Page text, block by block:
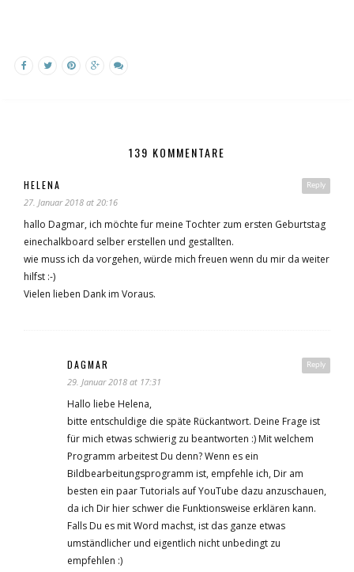
139 KOMMENTARE
Reply
HELENA
27. Januar 2018 at 20:16
hallo Dagmar, ich möchte fur meine Tochter zum ersten Geburtstag
einechalkboard selber erstellen und gestallten.
wie muss ich da vorgehen, würde mich freuen wenn du mir da weiter
hilfst :-)
Vielen lieben Dank im Voraus.
Reply
DAGMAR
29. Januar 2018 at 17:31
Hallo liebe Helena,
bitte entschuldige die späte Rückantwort. Deine Frage ist
für mich etwas schwierig zu beantworten :) Mit welchem
Programm arbeitest Du denn? Wenn es ein
Bildbearbeitungsprogramm ist, empfehle ich, Dir am
besten ein paar Tutorials auf YouTube dazu anzuschauen,
da ich Dir hier schwer die Funktionsweise erklären kann.
Falls Du es mit Word machst, ist das ganze etwas
umständlicher und eigentlich nicht unbedingt zu
empfehlen :)